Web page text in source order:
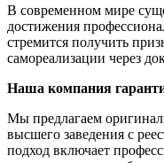
В современном мире
достижения
стремится получить
самореализации через
Наша компания
Мы предлагаем
высшего заведения с
подход включает